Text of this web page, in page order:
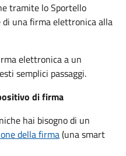
tramite lo Sportello
di una firma elettronica alla
elettronica a un
semplici passaggi.
di firma
hai bisogno di un
della firma(una smart